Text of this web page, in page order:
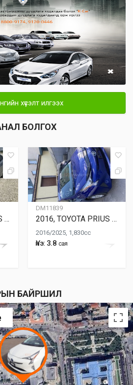
хүсэлт илгээх
БОЛГОХ
2015, TOYOTA PRIUS 50
DM11839
2016, TOYOTA PRIUS 50
2016/2025, 1,830cc
Үнэ: 3.8 сая
БАЙРШИЛ